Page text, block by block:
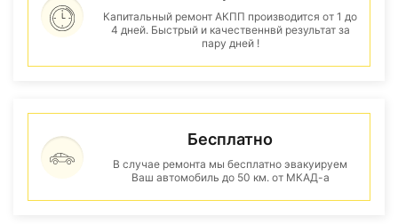
Капитальный ремонт АКПП производится от 1 до
4 дней. Быстрый и качественнвй результат за
пару дней !
Бесплатно
В случае ремонта мы бесплатно эвакуируем
Ваш автомобиль до 50 км. от МКАД-а